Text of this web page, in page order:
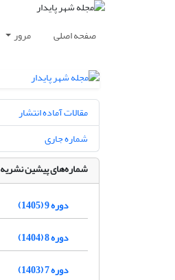
صفحه اصلی مرور
مقالات آماده انتشار
شماره جاری
شماره‌های پیشین نشریه
دوره 9 (1405)
دوره 8 (1404)
دوره 7 (1403)